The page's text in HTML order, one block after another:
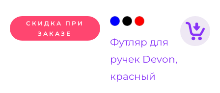
СКИДКА ПРИ
ЗАКАЗЕ
Футляр для
ручек Devon,
красный